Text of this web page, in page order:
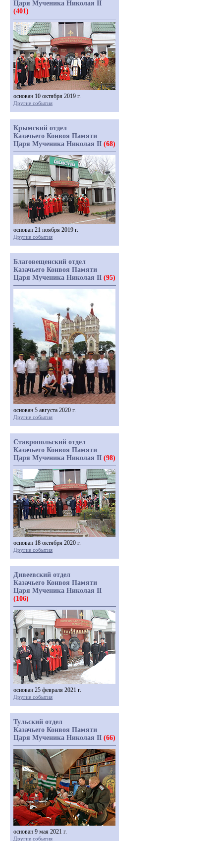
Царя Мученика Николая II
(401)
основан 10 октября 2019 г.
Другие события
Крымский отдел
Казачьего Конвоя Памяти
Царя Мученика Николая II (68)
основан 21 ноября 2019 г.
Другие события
Благовещенский отдел
Казачьего Конвоя Памяти
Царя Мученика Николая II (95)
основан 5 августа 2020 г.
Другие события
Ставропольский отдел
Казачьего Конвоя Памяти
Царя Мученика Николая II (98)
основан 18 октября 2020 г.
Другие события
Дивеевский отдел
Казачьего Конвоя Памяти
Царя Мученика Николая II
(106)
основан 25 февраля 2021 г.
Другие события
Тульский отдел
Казачьего Конвоя Памяти
Царя Мученика Николая II (66)
основан 9 мая 2021 г.
Другие события